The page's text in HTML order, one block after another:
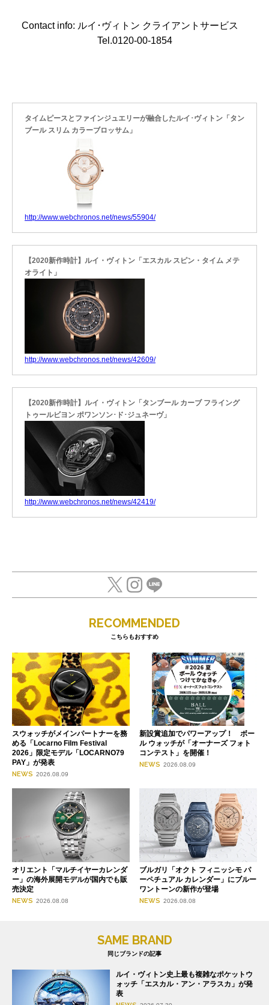
Contact info: ルイ･ヴィトン クライアントサービス
Tel.0120-00-1854
タイムピースとファインジュエリーが融合したルイ･ヴィトン「タン
ブール スリム カラーブロッサム」
http://www.webchronos.net/news/55904/
【2020新作時計】ルイ・ヴィトン「エスカル スピン・タイム メテ
オライト」
http://www.webchronos.net/news/42609/
【2020新作時計】ルイ・ヴィトン「タンブール カーブ フライング
トゥールビヨン ポワンソン･ド･ジュネーヴ」
http://www.webchronos.net/news/42419/
RECOMMENDED
こちらもおすすめ
スウォッチがメインパートナーを務
める「Locarno Film Festival
2026」限定モデル「LOCARNO79
PAY」が発表
NEWS 2026.08.09
新設賞追加でパワーアップ！ ボー
ル ウォッチが「オーナーズ フォト
コンテスト」を開催！
NEWS 2026.08.09
オリエント「マルチイヤーカレンダ
ー」の海外展開モデルが国内でも販
売決定
NEWS 2026.08.08
ブルガリ「オクト フィニッシモ パ
ーペチュアル カレンダー」にブルー
ワントーンの新作が登場
NEWS 2026.08.08
SAME BRAND
同じブランドの記事
ルイ・ヴィトン史上最も複雑なポケットウ
ォッチ「エスカル・アン・アラスカ」が発
表